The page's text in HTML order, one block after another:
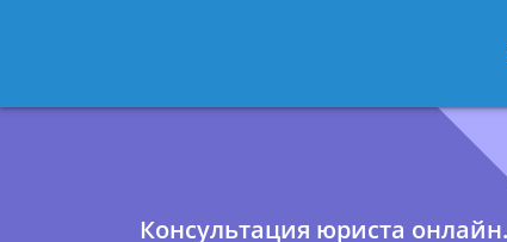
- Юрист по
Консультация юриста